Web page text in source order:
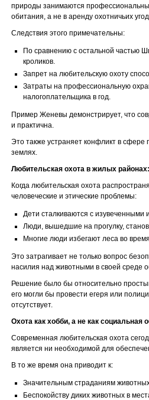
природы занимаются
обитания, а не в аренду охотничьих
Следствия этого примечательны:
По сравнению с остальной частью
кроликов.
Запрет на любительскую охоту
Затраты на профессиональную
налогоплательщика в год.
Пример Женевы демонстрирует, что
и практична.
Это также устраняет конфликт в сфере
землях.
Любительская охота в жилых
Когда любительская охота
человеческие и этические проблемы:
Дети сталкиваются с
Люди, вышедшие на прогулку,
Многие люди избегают леса во
Это затрагивает не только вопрос
насилия над животными в своей среде
Решение было бы относительно
его могли бы провести егеря или
отсутствует.
Охота как хобби, а не как социальная
Современная любительская охота
является ни необходимой для
В то же время она приводит к:
Значительным страданиям
Беспокойству диких животных в